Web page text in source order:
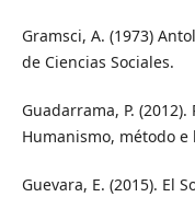
Gramsci, A. (1973)
de Ciencias Sociales.
Guadarrama, P.
Humanismo, método e
Guevara, E. (2015). El